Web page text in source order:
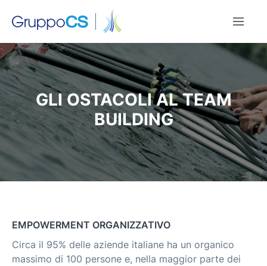
GLI OSTACOLI AL TEAM
BUILDING
EMPOWERMENT ORGANIZZATIVO
Circa il 95% delle aziende italiane ha un organico
massimo di 100 persone e, nella maggior parte dei